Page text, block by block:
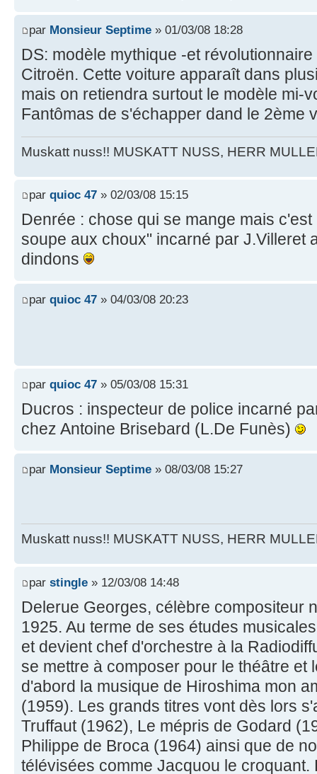
par Monsieur Septime » 01/03/08 18:28
DS: modèle mythique -et
Citroën. Cette voiture apparaît dans
mais on retiendra surtout le modèle mi-
Fantômas de s'échapper dand le 2ème
Muskatt nuss!! MUSKATT NUSS, HERR
par quioc 47 » 02/03/08 15:15
Denrée : chose qui se mange mais
soupe aux choux" incarné par J.Villeret
dindons
par quioc 47 » 04/03/08 20:23
par quioc 47 » 05/03/08 15:31
Ducros : inspecteur de police incarné
chez Antoine Brisebard (L.De Funès)
par Monsieur Septime » 08/03/08 15:27
Muskatt nuss!! MUSKATT NUSS, HERR
par stingle » 12/03/08 14:48
Delerue Georges, célèbre compositeur
1925. Au terme de ses études
et devient chef d'orchestre à la
se mettre à composer pour le théâtre et
d'abord la musique de Hiroshima mon
(1959). Les grands titres vont dès lors
Truffaut (1962), Le mépris de Godard
Philippe de Broca (1964) ainsi que de
télévisées comme Jacquou le